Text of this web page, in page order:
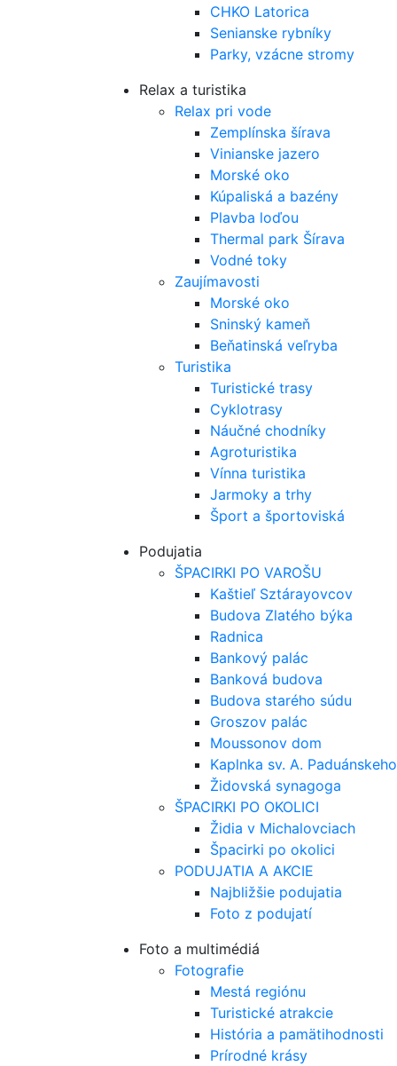
CHKO Latorica
Senianske rybníky
Parky, vzácne stromy
Relax a turistika
Relax pri vode
Zemplínska šírava
Vinianske jazero
Morské oko
Kúpaliská a bazény
Plavba loďou
Thermal park Šírava
Vodné toky
Zaujímavosti
Morské oko
Sninský kameň
Beňatinská veľryba
Turistika
Turistické trasy
Cyklotrasy
Náučné chodníky
Agroturistika
Vínna turistika
Jarmoky a trhy
Šport a športoviská
Podujatia
ŠPACIRKI PO VAROŠU
Kaštieľ Sztárayovcov
Budova Zlatého býka
Radnica
Bankový palác
Banková budova
Budova starého súdu
Groszov palác
Moussonov dom
Kaplnka sv. A. Paduánskeho
Židovská synagoga
ŠPACIRKI PO OKOLICI
Židia v Michalovciach
Špacirki po okolici
PODUJATIA A AKCIE
Najbližšie podujatia
Foto z podujatí
Foto a multimédiá
Fotografie
Mestá regiónu
Turistické atrakcie
História a pamätihodnosti
Prírodné krásy